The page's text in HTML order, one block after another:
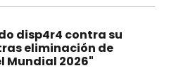
disp4r4 contra su
eliminación de
Mundial 2026"